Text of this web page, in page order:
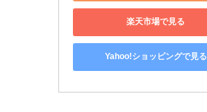
楽天市場で見る
Yahoo!ショッピングで見る